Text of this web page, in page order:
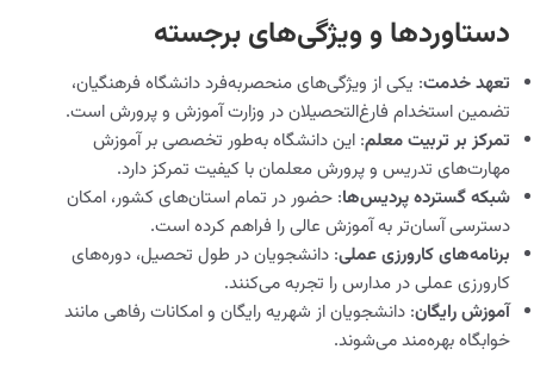
دستاوردها و ویژگی‌های برجسته
تعهد خدمت: یکی از ویژگی‌های منحصربه‌فرد دانشگاه فرهنگیان،
تضمین استخدام فارغ‌التحصیلان در وزارت آموزش و پرورش است.
تمرکز بر تربیت معلم: این دانشگاه به‌طور تخصصی بر آموزش
مهارت‌های تدریس و پرورش معلمان با کیفیت تمرکز دارد.
شبکه گسترده پردیس‌ها: حضور در تمام استان‌های کشور، امکان
دسترسی آسان‌تر به آموزش عالی را فراهم کرده است.
برنامه‌های کارورزی عملی: دانشجویان در طول تحصیل، دوره‌های
کارورزی عملی در مدارس را تجربه می‌کنند.
آموزش رایگان: دانشجویان از شهریه رایگان و امکانات رفاهی مانند
خوابگاه بهره‌مند می‌شوند.